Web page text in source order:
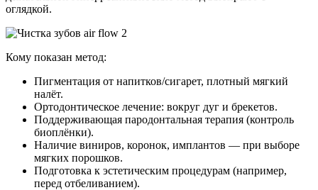
оглядкой.
Кому показан метод:
Пигментация от напитков/сигарет, плотный мягкий
налёт.
Ортодонтическое лечение: вокруг дуг и брекетов.
Поддерживающая пародонтальная терапия (контроль
биоплёнки).
Наличие виниров, коронок, имплантов — при выборе
мягких порошков.
Подготовка к эстетическим процедурам (например,
перед отбеливанием).